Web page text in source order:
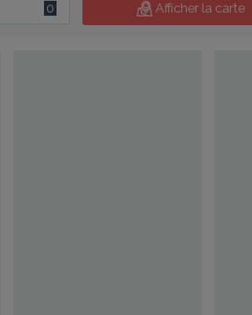
0 Afficher la carte